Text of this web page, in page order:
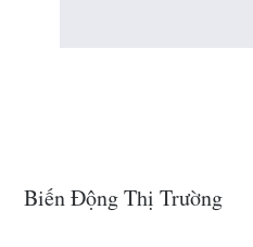
Biến Động Thị Trường